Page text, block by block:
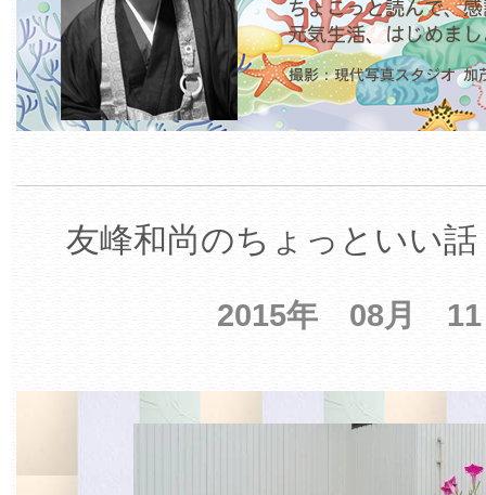
友峰和尚のちょっといい
2015年 08月